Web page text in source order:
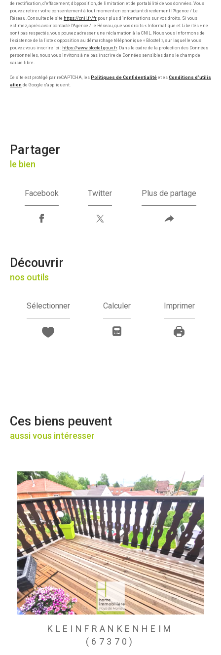
de rectification, d’effacement, d’opposition, de limitation et de portabilité de vos données. Vous
pouvez retirer votre consentement à tout moment en contactant directement l’Agence / Le
Réseau. Consultez le site https://cnil.fr/fr pour plus d’informations sur vos droits. Si vous
estimez, après avoir contacté l'Agence / le Réseau, que vos droits « Informatique et Libertés » ne
sont pas respectés, vous pouvez adresser une réclamation à la CNIL. Nous vous informons de
l’existence de la liste d'opposition au démarchage téléphonique « Bloctel », sur laquelle vous
pouvez vous inscrire ici : https://www.bloctel.gouv.fr. Dans le cadre de la protection des Données
personnelles, nous vous invitons à ne pas inscrire de Données sensibles dans le champ de
saisie libre.
Ce site est protégé par reCAPTCHA, les Politiques de Confidentialité et es Conditions d'utilis
ation de Google s'appliquent.
partager
le bien
Facebook Twitter Plus de partage
découvrir
nos outils
Sélectionner Calculer Imprimer
Ces biens peuvent
aussi vous intéresser
KLEINFRANKENHEIM
(67370)